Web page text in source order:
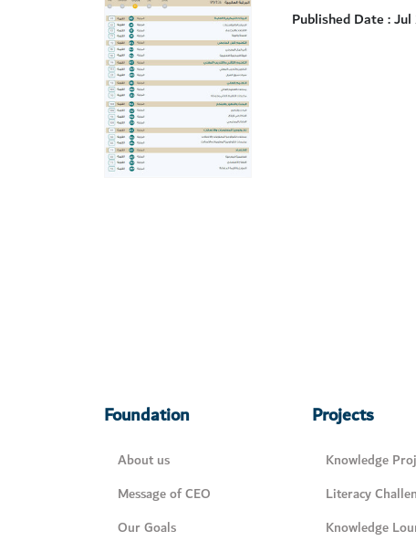
Published Date :
Foundation
About us
Message of CEO
Our Goals
Projects
Knowledge
Literacy
Knowledge